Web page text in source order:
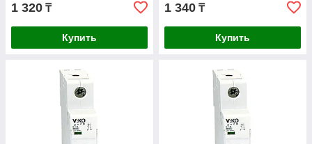
1 320 ₸
Купить
1 340 ₸
Купить